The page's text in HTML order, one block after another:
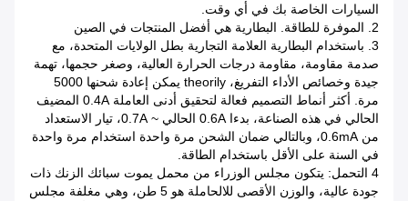
السيارات الخاصة بك في أي وقت.
2. الموفرة للطاقة. البطارية هي أفضل المنتجات في الصين
3. باستخدام البطارية العلامة التجارية بطل الولايات المتحدة، مع
صدمة مقاومة، مقاومة درجات الحرارة العالية، وصغر حجمها، تهمة
جيدة وخصائص الأداء التفريغ، theorily يمكن إعادة شحنها 5000
مرة. أكثر أنماط التصميم فعالة لتحقيق أدنى العاملة 0.4A المضيف
الحالي في هذه الصناعة، بدءا 0.6A الحالي ~ 0.7A، تيار الاستعداد
من 0.6mA، وبالتالي ضمان الشحن مرة واحدة استخدام مرة واحدة
في السنة على الأقل باستخدام الطاقة.
4 التحمل: يتكون مجلس الوزراء من محمل يموت سبائك الزنك ذات
جودة عالية، والوزن الأقصى للالحاملة هو 5 طن، وهي مغلفة مجلس